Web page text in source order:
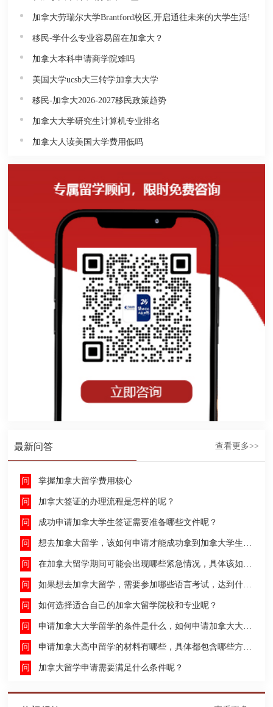
加拿大劳瑞尔大学Brantford校区,开启通往未来的大学生活!
移民-学什么专业容易留在加拿大？
加拿大本科申请商学院难吗
美国大学ucsb大三转学加拿大大学
移民-加拿大2026-2027移民政策趋势
加拿大大学研究生计算机专业排名
加拿大人读美国大学费用低吗
最新问答 查看更多>>
掌握加拿大留学费用核心
加拿大签证的办理流程是怎样的呢？
成功申请加拿大学生签证需要准备哪些文件呢？
想去加拿大留学，该如何申请才能成功拿到加拿大学生签证呢？
在加拿大留学期间可能会出现哪些紧急情况，具体该如何去处理这些紧急情况呢？
如果想去加拿大留学，需要参加哪些语言考试，达到什么水平才能申请呢？
如何选择适合自己的加拿大留学院校和专业呢？
申请加拿大大学留学的条件是什么，如何申请加拿大大学留学，留学的费用及签证申请流程是什么？
申请加拿大高中留学的材料有哪些，具体都包含哪些方面呢？
加拿大留学申请需要满足什么条件呢？